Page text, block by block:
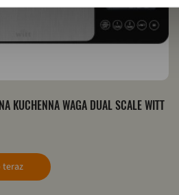
KUCHENNA WAGA DUAL SCALE WITT
teraz